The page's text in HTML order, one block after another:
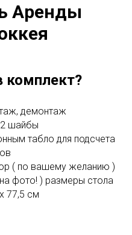
Аренды
комплект?
демонтаж
2 шайбы
табло для подсчета
( по вашему желанию )
фото! ) размеры стола
77,5 см